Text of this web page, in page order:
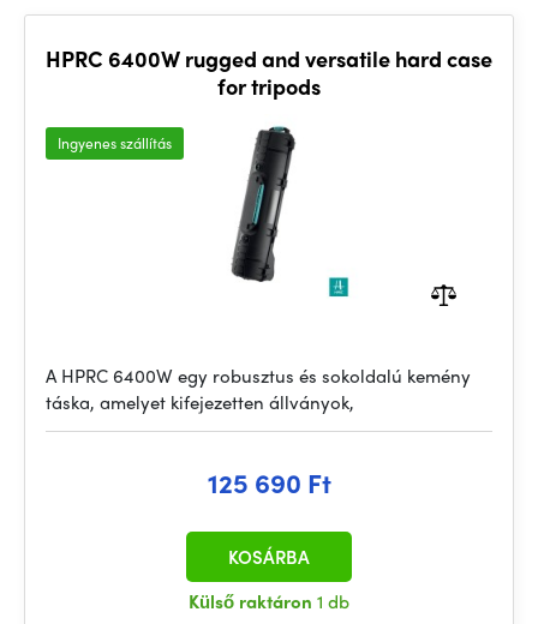
HPRC 6400W rugged and versatile hard case
for tripods
Ingyenes szállítás
A HPRC 6400W egy robusztus és sokoldalú kemény
táska, amelyet kifejezetten állványok,
125 690 Ft
Külső raktáron 1 db
KOSÁRBA